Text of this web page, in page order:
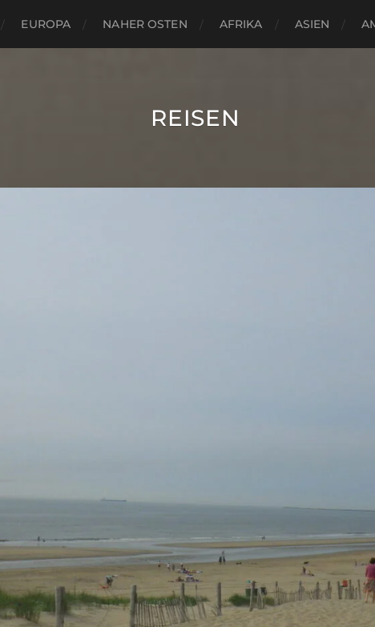
EUROPA NAHER OSTEN AFRIKA ASIEN
REISEN